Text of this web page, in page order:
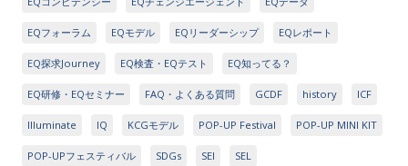
EQフォーラム EQモデル EQリーダーシップ EQレポート
EQ探求Journey EQ検査・EQテスト EQ知ってる？
EQ研修・EQセミナー FAQ・よくある質問 GCDF history ICF
Illuminate IQ KCGモデル POP-UP Festival POP-UP MINI KIT
POP-UPフェスティバル SDGs SEI SEL